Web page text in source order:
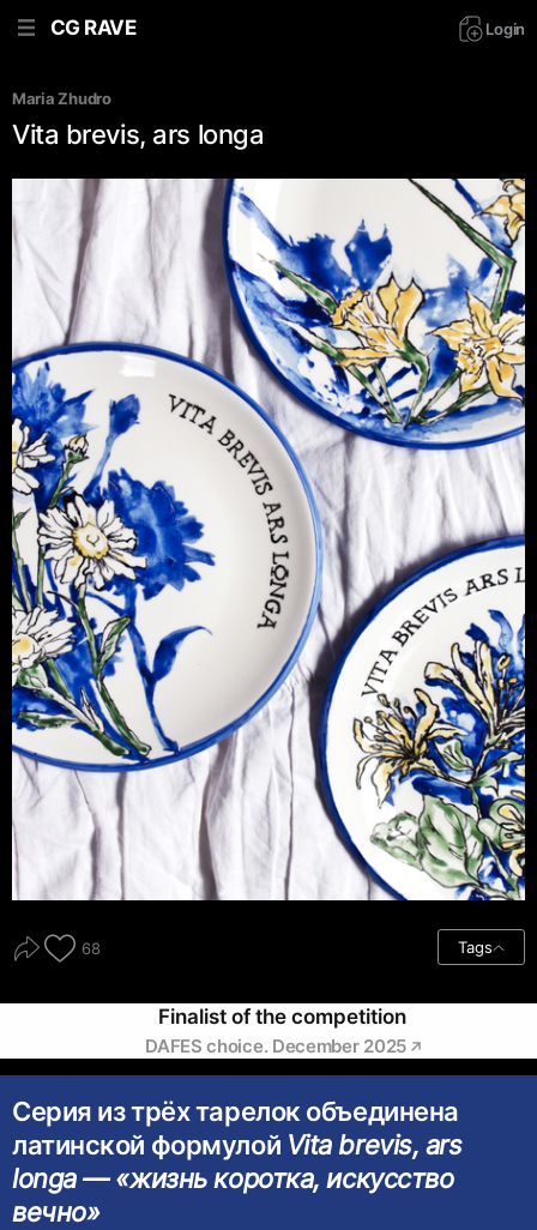
CG RAVE Login
Maria Zhudro
Vita brevis, ars longa
68 Tags
Finalist of the competition
DAFES choice. December 2025
Серия из трёх тарелок объединена
латинской формулой Vita brevis, ars
longa — «жизнь коротка, искусство
вечно»